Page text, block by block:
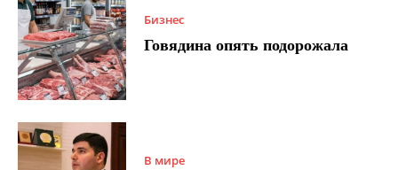
Бизнес
Говядина опять подорожала
В мире